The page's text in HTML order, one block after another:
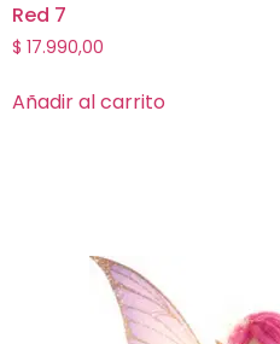
Red 7
$ 17.990,00
Añadir al carrito